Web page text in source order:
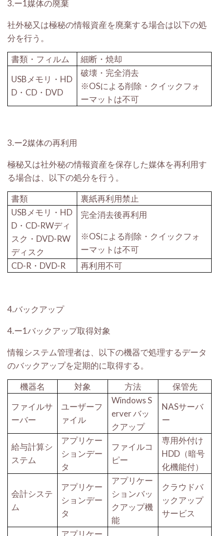
3.ー1媒体の廃棄
社外秘又は極秘の情報資産を廃棄する場合は以下の処
分を行う。
書類・フィルム
細断・焼却
USB メモリ・ HD
D ・ CD ・ DVD
破壊・完全消去
※OSによる削除・クイックフォ
ーマットは不可
3.ー2媒体の再利用
極秘又は社外秘の情報資産を保存した媒体を再利用す
る場合は、以下の処分を行う。
書類
裏紙再利用禁止
USB メモリ・ HD
D ・ CD-RWディ
スク・ DVD-RW
ディスク
完全消去後再利用
※OSによる削除・クイックフォ
ーマットは不可
CD-R ・ DVD-R 再利用不可
4.バックアップ
4.ー1バックアップ取得対象
情報システム管理者は、以下の機器で処理するデータ
のバックアップを定期的に取得する。
機器名 対象 方法
保管先
ファイルサ
ーバー
ユーザーフ
ァイル
Windows S
erverバッ
クアップ
NASサーバ
ー
給与計算シ
ステム
アプリケー
ションデー
タ
ファイルコ
ピー
専用外付け
HDD （暗号
化機能付）
会計システ
ム
アプリケー
ションデー
タ
アプリケー
ションバッ
クアップ機
能
クラウドバ
ックアップ
サービス
アプリケー